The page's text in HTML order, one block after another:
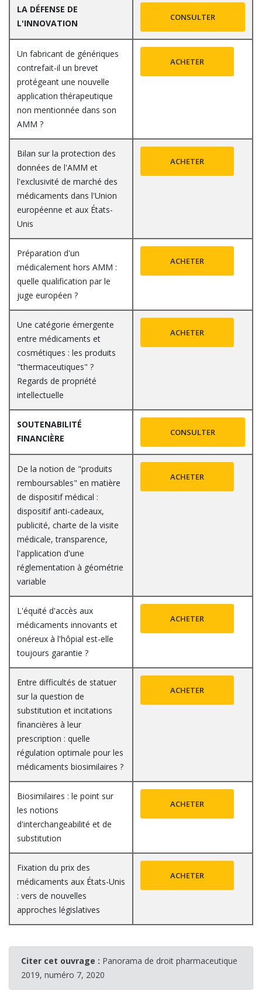
LA DÉFENSE DE
L'INNOVATION
CONSULTER
Un fabricant de génériques
contrefait-il un brevet
protégeant une nouvelle
application thérapeutique
non mentionnée dans son
AMM ?
ACHETER
Bilan sur la protection des
données de l'AMM et
l'exclusivité de marché des
médicaments dans l'Union
européenne et aux États-
Unis
ACHETER
Préparation d'un
médicalement hors AMM :
quelle qualification par le
juge européen ?
ACHETER
Une catégorie émergente
entre médicaments et
cosmétiques : les produits
"thermaceutiques" ?
Regards de propriété
intellectuelle
ACHETER
SOUTENABILITÉ
FINANCIÈRE
CONSULTER
De la notion de "produits
remboursables" en matière
de dispositif médical :
dispositif anti-cadeaux,
publicité, charte de la visite
médicale, transparence,
l'application d'une
réglementation à géométrie
variable
ACHETER
L'équité d'accès aux
médicaments innovants et
onéreux à l'hôpial est-elle
toujours garantie ?
ACHETER
Entre difficultés de statuer
sur la question de
substitution et incitations
financières à leur
prescription : quelle
régulation optimale pour les
médicaments biosimilaires ?
ACHETER
Biosimilaires : le point sur
les notions
d'interchangeabilité et de
substitution
ACHETER
Fixation du prix des
médicaments aux États-Unis
: vers de nouvelles
approches législatives
ACHETER
Citer cet ouvrage : Panorama de droit pharmaceutique
2019, numéro 7, 2020